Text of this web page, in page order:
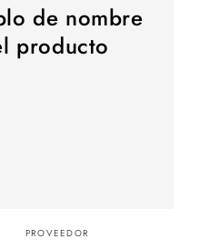
de nombre
producto
PROVEEDOR